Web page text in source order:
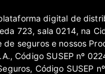
digital de
723, sala 0214, na
seguros e nossos
Código SUSEP nº
Código SUSEP